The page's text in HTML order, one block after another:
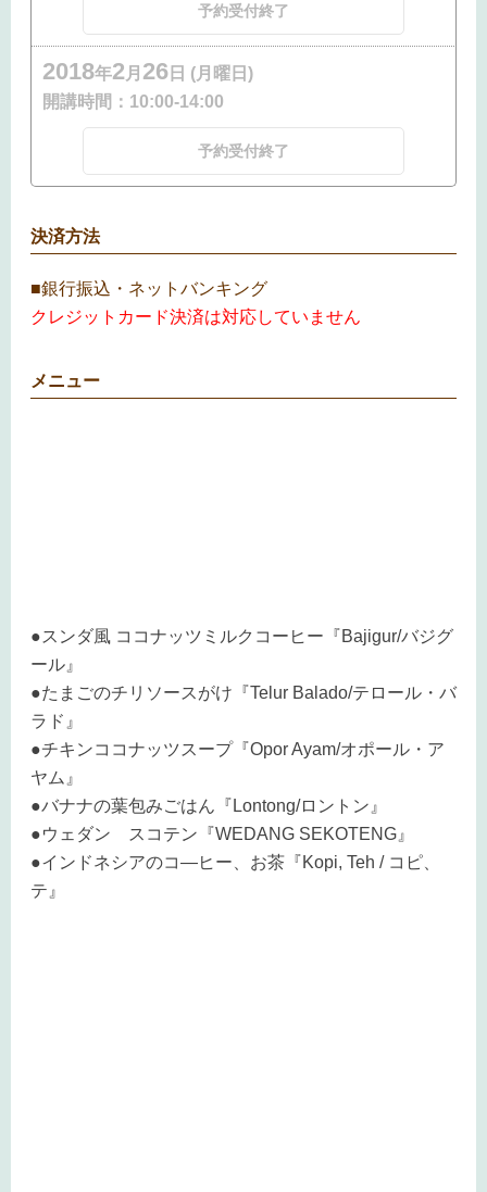
予約受付終了
2018年2月 26 日 (月曜日)
開講時間： 10:00-14:00
予約受付終了
決済方法
■銀行振込・ネットバンキング
クレジットカード決済は対応していません
メニュー
●スンダ風 ココナッツミルクコーヒー『Bajigur/バジグ
ール』
●たまごのチリソースがけ『Telur Balado/テロール・バ
ラド』
●チキンココナッツスープ『Opor Ayam/オポール・ア
ヤム』
●バナナの葉包みごはん『Lontong/ロントン』
●ウェダン スコテン『WEDANG SEKOTENG』
●インドネシアのコ―ヒー、お茶『Kopi, Teh / コピ、
テ』